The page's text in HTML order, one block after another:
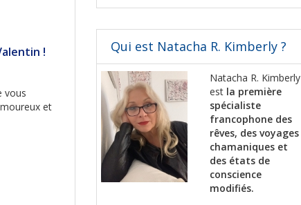
!
vous
et
Qui est Natacha R. Kimberly ?
Natacha R. Kimberly
est la première
spécialiste
francophone des
rêves, des voyages
chamaniques et
des états de
conscience
modifiés.